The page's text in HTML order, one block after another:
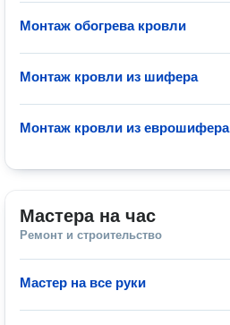
Монтаж обогрева кровли
Монтаж кровли из шифера
Монтаж кровли из еврошифера
Мастера на час
Ремонт и строительство
Мастер на все руки